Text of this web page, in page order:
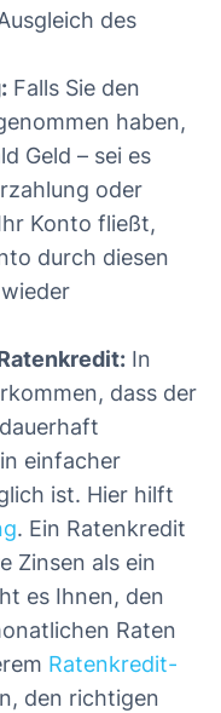
des
Falls Sie den
haben,
Geld – sei es
oder
Konto fließt,
durch diesen
In
dass der
einfacher
ist. Hier hilft
. Ein Ratenkredit
Zinsen als ein
es Ihnen, den
Raten
Ratenkredit-
den richtigen